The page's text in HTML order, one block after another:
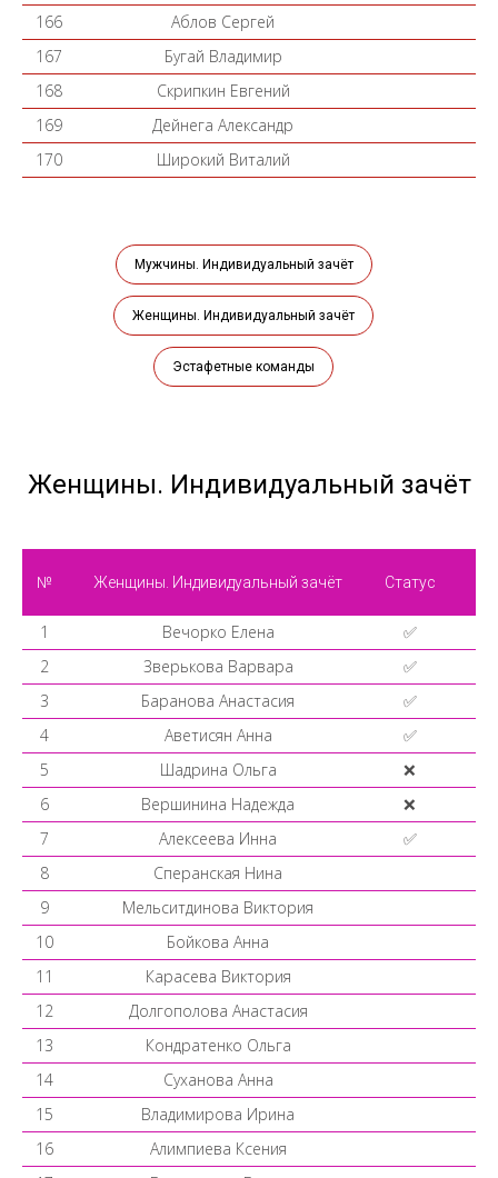
166
Аблов Сергей
167
Бугай Владимир
168
Скрипкин Евгений
169
Дейнега Александр
170
Широкий Виталий
Мужчины. Индивидуальный зачёт
Женщины. Индивидуальный зачёт
Эстафетные команды
Женщины. Индивидуальный зачёт
№ Женщины. Индивидуальный зачёт Статус
1 Вечорко Елена
✅
2
Зверькова Варвара
✅
3
Баранова Анастасия
✅
4
Аветисян Анна
✅
5
Шадрина Ольга
❌
6
Вершинина Надежда
❌
7
Алексеева Инна
✅
8
Сперанская Нина
9
Мельситдинова Виктория
10
Бойкова Анна
11
Карасева Виктория
12
Долгополова Анастасия
13
Кондратенко Ольга
14
Суханова Анна
15
Владимирова Ирина
16
Алимпиева Ксения